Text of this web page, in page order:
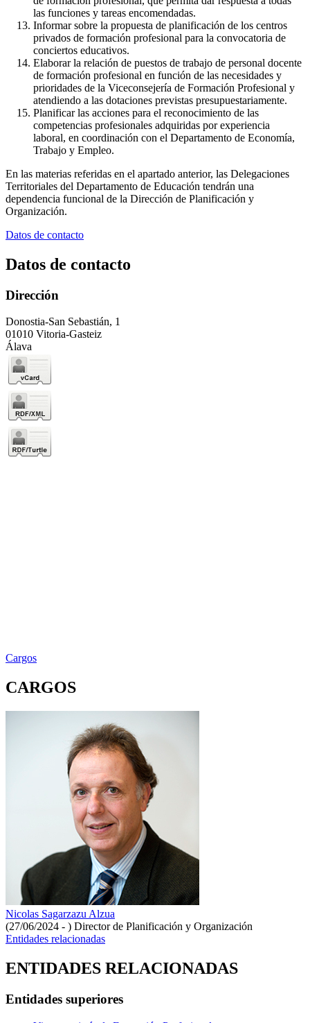
las funciones y tareas encomendadas.
Informar sobre la propuesta de planificación de los centros
privados de formación profesional para la convocatoria de
conciertos educativos.
Elaborar la relación de puestos de trabajo de personal docente
de formación profesional en función de las necesidades y
prioridades de la Viceconsejería de Formación Profesional y
atendiendo a las dotaciones previstas presupuestariamente.
Planificar las acciones para el reconocimiento de las
competencias profesionales adquiridas por experiencia
laboral, en coordinación con el Departamento de Economía,
Trabajo y Empleo.
En las materias referidas en el apartado anterior, las Delegaciones
Territoriales del Departamento de Educación tendrán una
dependencia funcional de la Dirección de Planificación y
Organización.
Datos de contacto
Datos de contacto
Dirección
Donostia-San Sebastián, 1
01010 Vitoria-Gasteiz
Álava
Cargos
CARGOS
Nicolas Sagarzazu Alzua
(27/06/2024 - ) Director de Planificación y Organización
Entidades relacionadas
ENTIDADES RELACIONADAS
Entidades superiores